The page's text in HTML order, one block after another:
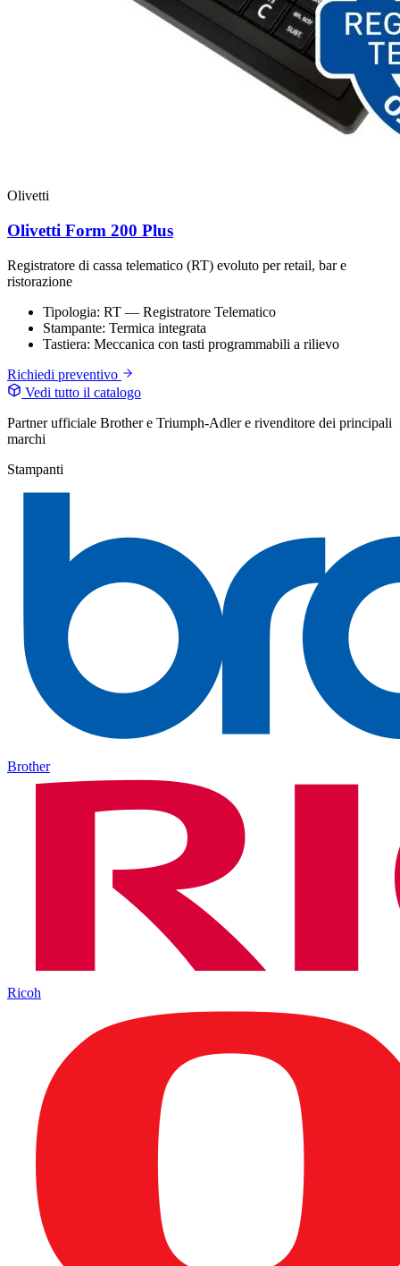
Olivetti
Olivetti Form 200 Plus
Registratore di cassa telematico (RT) evoluto per retail, bar e
ristorazione
Tipologia: RT — Registratore Telematico
Stampante: Termica integrata
Tastiera: Meccanica con tasti programmabili a rilievo
Richiedi preventivo
Vedi tutto il catalogo
Partner ufficiale Brother e Triumph-Adler e rivenditore dei principali
marchi
Stampanti
Brother
Ricoh